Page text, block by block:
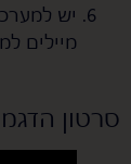
יש
מיילים
סרטון